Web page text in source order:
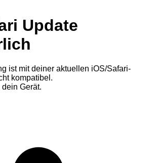
Update
ist mit deiner aktuellen iOS/Safari-
kompatibel.
Gerät.